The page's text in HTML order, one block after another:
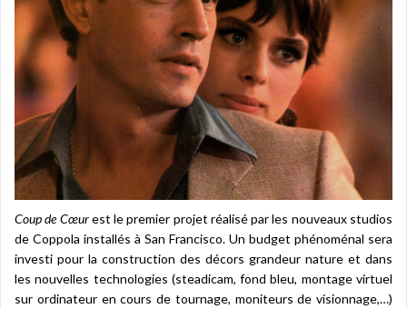
Coup de Cœurest le premier projet réalisé par les nouveaux studios
de Coppola installés à San Francisco. Un budget phénoménal sera
investi pour la construction des décors grandeur nature et dans
les nouvelles technologies (steadicam, fond bleu, montage virtuel
sur ordinateur en cours de tournage, moniteurs de visionnage,…)